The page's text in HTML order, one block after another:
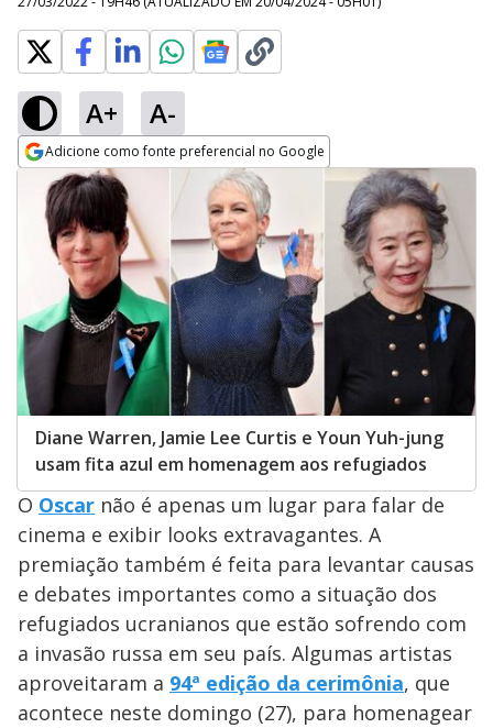
A+ A-
Adicione como fonte preferencial no Google
Opens in new window
Diane Warren, Jamie Lee Curtis e Youn Yuh-jung
usam fita azul em homenagem aos refugiados
O Oscar não é apenas um lugar para falar de
cinema e exibir looks extravagantes. A
premiação também é feita para levantar causas
e debates importantes como a situação dos
refugiados ucranianos que estão sofrendo com
a invasão russa em seu país. Algumas artistas
aproveitaram a 94ª edição da cerimônia, que
acontece neste domingo (27), para homenagear